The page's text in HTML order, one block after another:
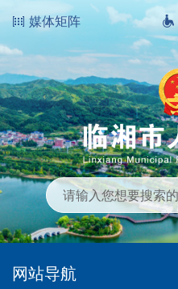
媒体矩阵
网站导航